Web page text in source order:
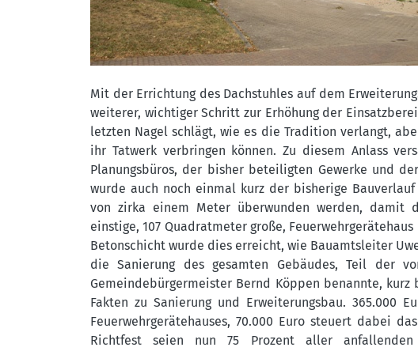
Mit der Errichtung des Dachstuhles auf dem
weiterer, wichtiger Schritt zur Erhöhung der
letzten Nagel schlägt, wie es die Tradition verlangt,
ihr Tatwerk verbringen können. Zu diesem Anlass
Planungsbüros, der bisher beteiligten Gewerke und
wurde auch noch einmal kurz der bisherige
von zirka einem Meter überwunden werden, damit
einstige, 107 Quadratmeter große,
Betonschicht wurde dies erreicht, wie Bauamtsleiter
die Sanierung des gesamten Gebäudes, Teil der
Gemeindebürgermeister Bernd Köppen benannte,
Fakten zu Sanierung und Erweiterungsbau. 365.000
Feuerwehrgerätehauses, 70.000 Euro steuert dabei
Richtfest seien nun 75 Prozent aller